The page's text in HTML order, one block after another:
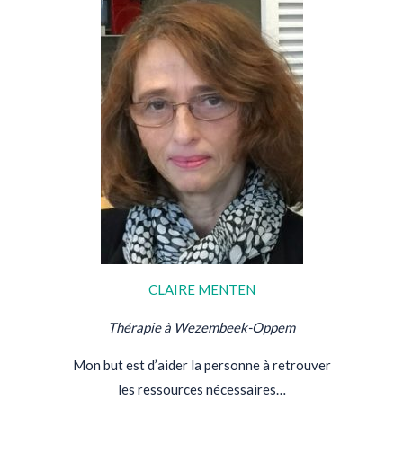
CLAIRE MENTEN
Thérapie à Wezembeek-Oppem
Mon but est d’aider la personne à retrouver
les ressources nécessaires…